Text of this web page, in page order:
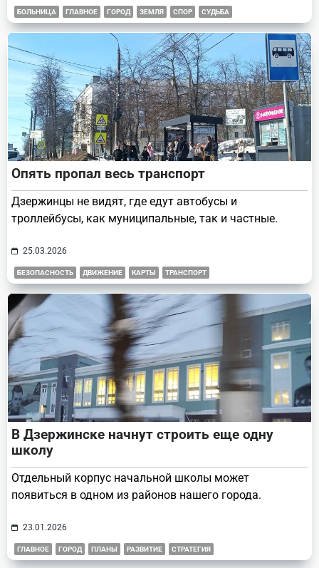
БОЛЬНИЦА ГЛАВНОЕ ГОРОД ЗЕМЛЯ СПОР СУДЬБА
Опять пропал весь транспорт
Дзержинцы не видят, где едут автобусы и
троллейбусы, как муниципальные, так и частные.
25.03.2026
БЕЗОПАСНОСТЬ ДВИЖЕНИЕ КАРТЫ ТРАНСПОРТ
В Дзержинске начнут строить еще одну
школу
Отдельный корпус начальной школы может
появиться в одном из районов нашего города.
23.01.2026
ГЛАВНОЕ ГОРОД ПЛАНЫ РАЗВИТИЕ СТРАТЕГИЯ